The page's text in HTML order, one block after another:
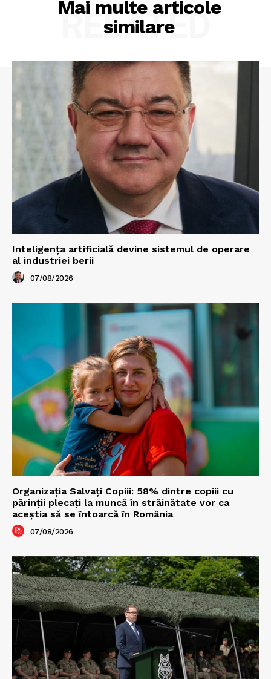
Mai multe articole
similare
RELATED
Inteligența artificială devine sistemul de operare
al industriei berii
07/08/2026
Organizația Salvați Copiii: 58% dintre copiii cu
părinții plecați la muncă în străinătate vor ca
aceștia să se întoarcă în România
07/08/2026